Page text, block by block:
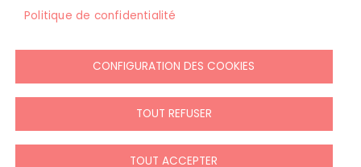
Politique de confidentialité
CONFIGURATION DES COOKIES
TOUT REFUSER
TOUT ACCEPTER